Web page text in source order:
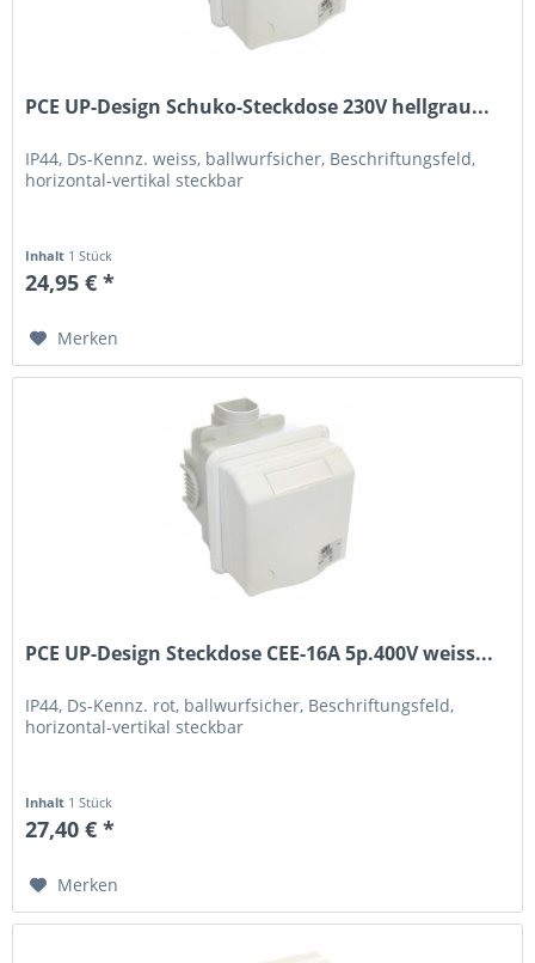
PCE UP-Design Schuko-Steckdose 230V hellgrau...
IP44, Ds-Kennz. weiss, ballwurfsicher, Beschriftungsfeld,
horizontal-vertikal steckbar
Inhalt 1 Stück
24,95 € *
Merken
PCE UP-Design Steckdose CEE-16A 5p.400V weiss...
IP44, Ds-Kennz. rot, ballwurfsicher, Beschriftungsfeld,
horizontal-vertikal steckbar
Inhalt 1 Stück
27,40 € *
Merken